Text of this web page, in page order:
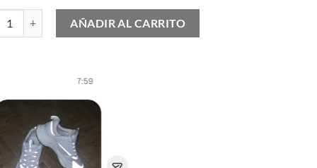
Campus cantidadAÑADIR AL CARRITO